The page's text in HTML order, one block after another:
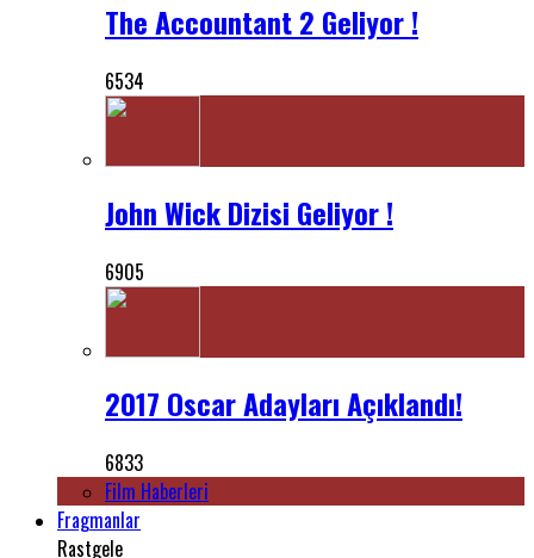
The Accountant 2 Geliyor !
6534
John Wick Dizisi Geliyor !
6905
2017 Oscar Adayları Açıklandı!
6833
Film Haberleri
Fragmanlar
Rastgele